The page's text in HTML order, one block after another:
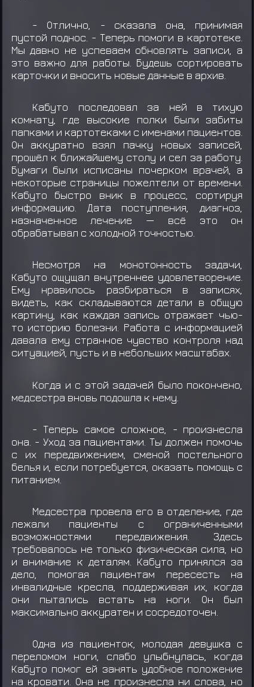
- Отлично, - сказала она, принимая
пустой поднос. - Теперь помоги в картотеке.
Мы давно не успеваем обновлять записи, а
это важно для работы. Будешь сортировать
карточки и вносить новые данные в архив.
Кабуто последовал за ней в тихую
комнату, где высокие полки были забиты
папками и картотеками с именами пациентов.
Он аккуратно взял пачку новых записей,
прошёл к ближайшему столу и сел за работу.
Бумаги были исписаны почерком врачей, а
некоторые страницы пожелтели от времени.
Кабуто быстро вник в процесс, сортируя
информацию. Дата поступления, диагноз,
назначенное лечение — всё это он
обрабатывал с холодной точностью.
Несмотря на монотонность задачи,
Кабуто ощущал внутреннее удовлетворение.
Ему нравилось разбираться в записях,
видеть, как складываются детали в общую
картину, как каждая запись отражает чью-
то историю болезни. Работа с информацией
давала ему странное чувство контроля над
ситуацией, пусть и в небольших масштабах.
Когда и с этой задачей было покончено,
медсестра вновь подошла к нему.
- Теперь самое сложное, - произнесла
она. - Уход за пациентами. Ты должен помочь
с их передвижением, сменой постельного
белья и, если потребуется, оказать помощь с
питанием.
Медсестра провела его в отделение, где
лежали пациенты с ограниченными
возможностями передвижения. Здесь
требовалось не только физическая сила, но
и внимание к деталям. Кабуто принялся за
дело, помогая пациентам пересесть на
инвалидные кресла, поддерживая их, когда
они пытались встать на ноги. Он был
максимально аккуратен и сосредоточен.
Одна из пациенток, молодая девушка с
переломом ноги, слабо улыбнулась, когда
Кабуто помог ей занять удобное положение
на кровати. Она не произнесла ни слова, но